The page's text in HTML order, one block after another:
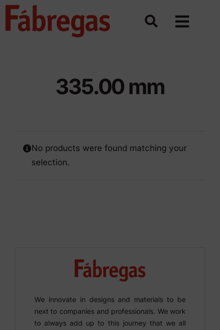
Skip
335.00 mm
No products were found matching your
selection.
We innovate in designs and materials to be
next to companies and professionals. We work
to always add up to this journey that we all